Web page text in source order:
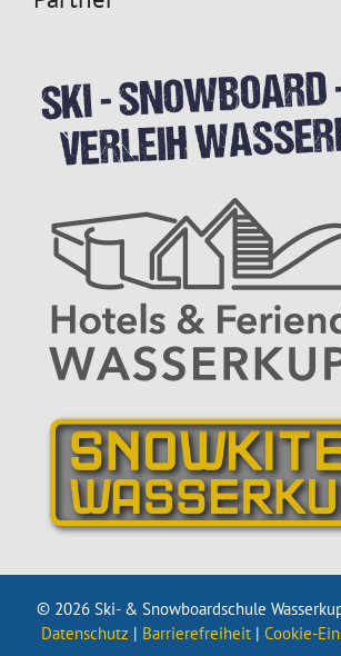
© 2026 Ski- & Snowboardschule
Datenschutz | Barrierefreiheit| Cookie-